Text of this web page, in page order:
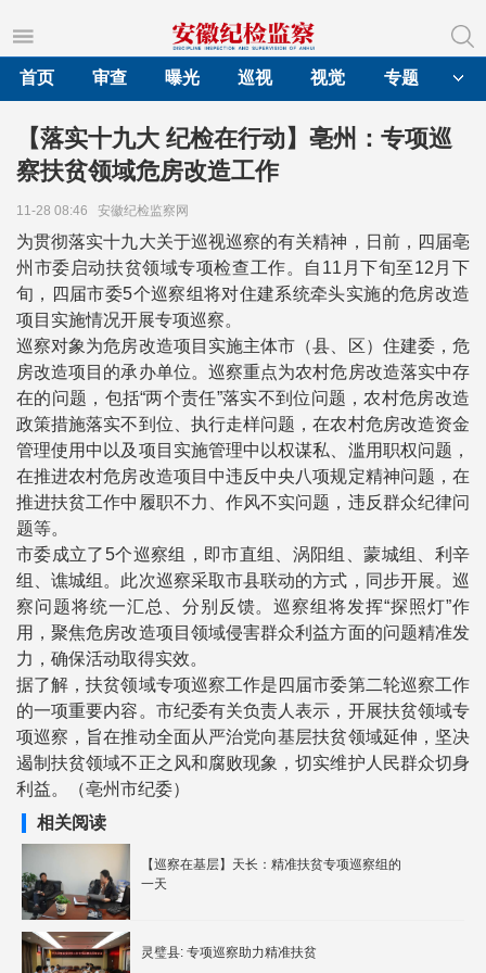
首页
审查 曝光 巡视 视觉 专题
【落实十九大 纪检在行动】亳州：专项巡
察扶贫领域危房改造工作
11-28 08:46 安徽纪检监察网
为贯彻落实十九大关于巡视巡察的有关精神，日前，四届亳
州市委启动扶贫领域专项检查工作。自11月下旬至12月下
旬，四届市委5个巡察组将对住建系统牵头实施的危房改造
项目实施情况开展专项巡察。
巡察对象为危房改造项目实施主体市（县、区）住建委，危
房改造项目的承办单位。巡察重点为农村危房改造落实中存
在的问题，包括“两个责任”落实不到位问题，农村危房改造
政策措施落实不到位、执行走样问题，在农村危房改造资金
管理使用中以及项目实施管理中以权谋私、滥用职权问题，
在推进农村危房改造项目中违反中央八项规定精神问题，在
推进扶贫工作中履职不力、作风不实问题，违反群众纪律问
题等。
市委成立了5个巡察组，即市直组、涡阳组、蒙城组、利辛
组、谯城组。此次巡察采取市县联动的方式，同步开展。巡
察问题将统一汇总、分别反馈。巡察组将发挥“探照灯”作
用，聚焦危房改造项目领域侵害群众利益方面的问题精准发
力，确保活动取得实效。
据了解，扶贫领域专项巡察工作是四届市委第二轮巡察工作
的一项重要内容。市纪委有关负责人表示，开展扶贫领域专
项巡察，旨在推动全面从严治党向基层扶贫领域延伸，坚决
遏制扶贫领域不正之风和腐败现象，切实维护人民群众切身
利益。（亳州市纪委）
相关阅读
【巡察在基层】天长：精准扶贫专项巡察组的
一天
灵璧县: 专项巡察助力精准扶贫